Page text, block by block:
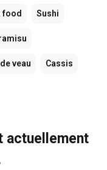
food Sushi
veau Cassis
actuellement